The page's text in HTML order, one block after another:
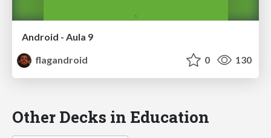
Android - Aula 9
flagandroid
0 130
Other Decks in Education